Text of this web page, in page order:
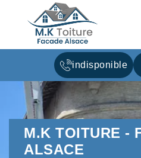
indisponible
M.K TOITURE -
ALSACE